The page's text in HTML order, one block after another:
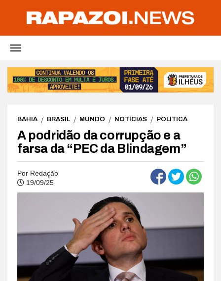
BAHIA BRASIL MUNDO NOTÍCIAS POLÍTICA
A podridão da corrupção e a
farsa da “PEC da Blindagem”
Por Redação
19/09/25